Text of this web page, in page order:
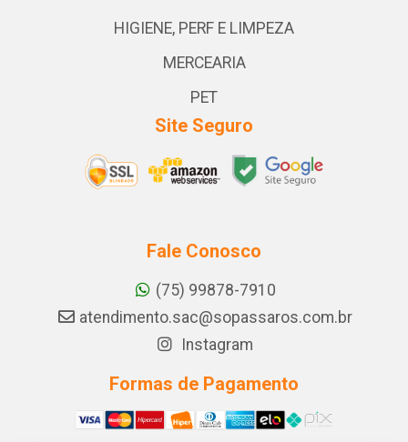
HIGIENE, PERF E LIMPEZA
MERCEARIA
PET
Site Seguro
Fale Conosco
(75) 99878-7910
atendimento.sac@sopassaros.com.br
Instagram
Formas de Pagamento